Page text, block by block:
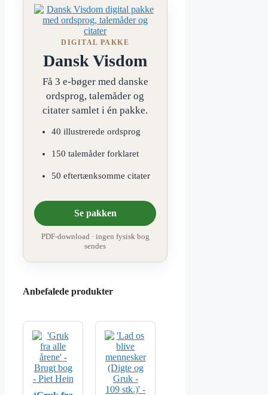
DIGITAL PAKKE
Dansk Visdom
Få 3 e-bøger med danske
ordsprog, talemåder og
citater samlet i én pakke.
40 illustrerede ordsprog
150 talemåder forklaret
50 eftertænksomme citater
Se pakken
PDF-download · ingen fysisk bog
sendes
Anbefalede produkter